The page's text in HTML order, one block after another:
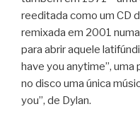
reeditada como um CD
remixada em 2001
para abrir aquele
have you anytime”, uma
no disco uma única
you”, de Dylan.